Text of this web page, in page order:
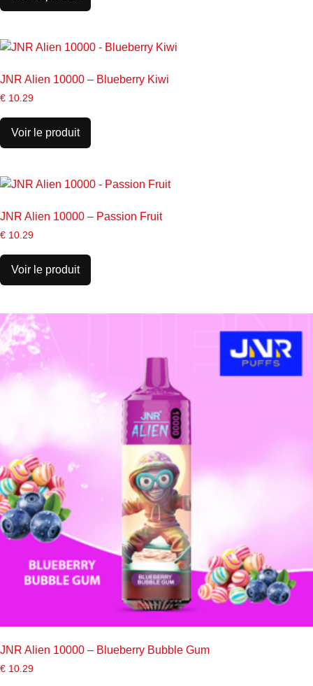
JNR Alien 10000 – Blueberry Kiwi
€ 10.29
Voir le produit
JNR Alien 10000 – Passion Fruit
€ 10.29
Voir le produit
JNR Alien 10000 – Blueberry Bubble Gum
€ 10.29